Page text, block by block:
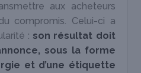
aux acheteurs
compromis. Celui-ci a
: son résultat doit
sous la forme
et d’une étiquette